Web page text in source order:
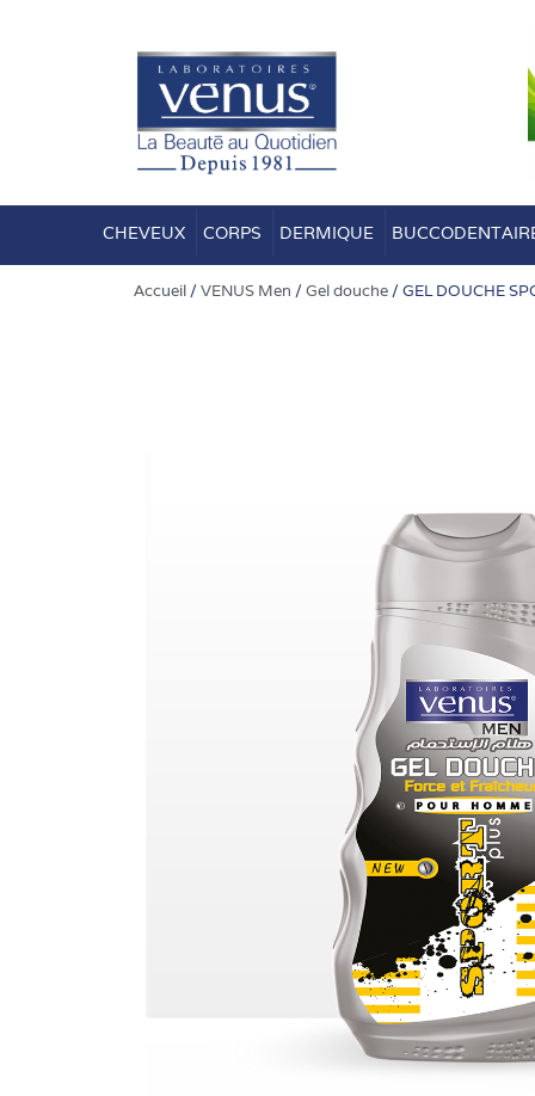
CHEVEUX CORPS DERMIQUE
Accueil /VENUS Men /Gel douche / GEL DOUCHE